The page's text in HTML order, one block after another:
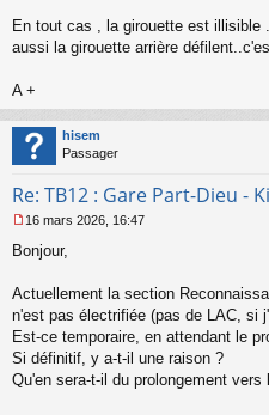
g
n
o
n
l
u
En tout cas , la girouette est illisible
aussi la girouette arrière
A +
hisem
Passager
Re: TB12 : Gare Part-Dieu -
e
g
e
n
o
16 mars 2026, 16:47
Bonjour,
Actuellement la section
n'est pas électrifiée (pas de LAC, si
Est-ce temporaire, en attendant le
Si définitif, y a-t-il une raison ?
Qu'en sera-t-il du prolongement